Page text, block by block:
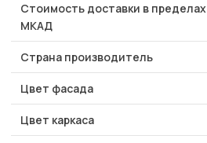
Стоимость доставки в пределах
МКАД
Страна производитель
Цвет фасада
Цвет каркаса